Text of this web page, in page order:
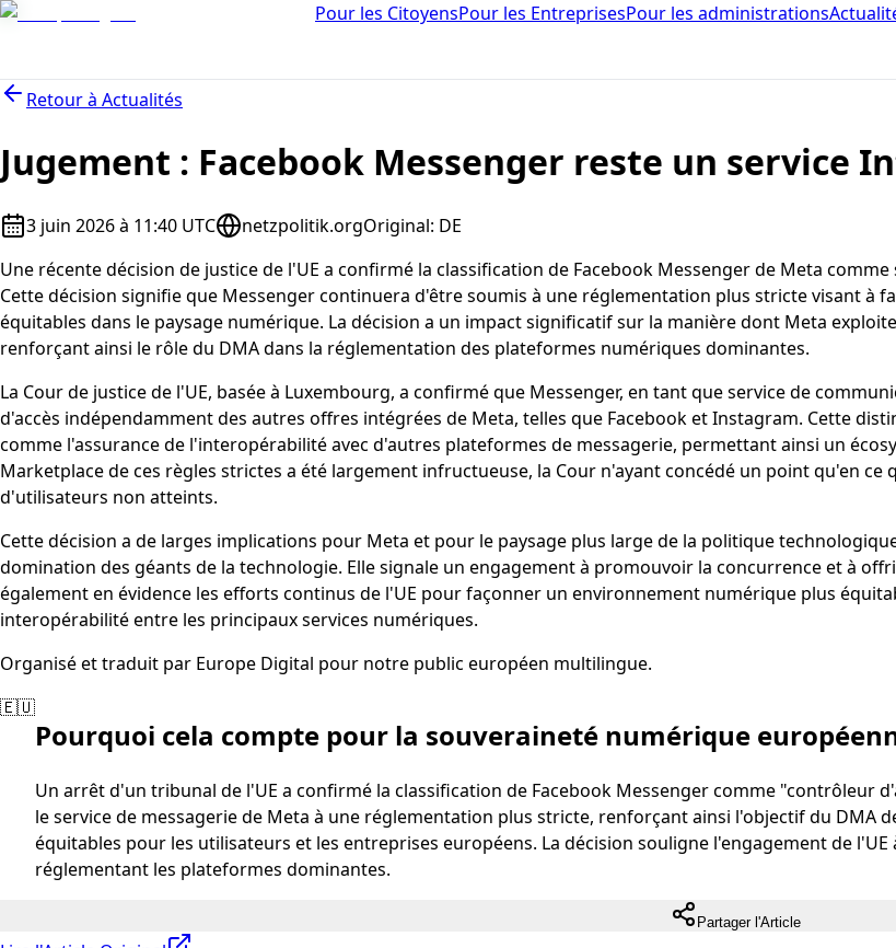
Pour les CitoyensPour les EntreprisesPour les administrations
Retour à Actualités
Jugement : Facebook Messenger reste un service
3 juin 2026 à 11:40 UTC netzpolitik.orgOriginal: DE
Une récente décision de justice de l'UE a confirmé la classification de Facebook Messenger de Meta
Cette décision signifie que Messenger continuera d'être soumis à une réglementation plus stricte visant à
équitables dans le paysage numérique. La décision a un impact significatif sur la manière dont Meta
renforçant ainsi le rôle du DMA dans la réglementation des plateformes numériques dominantes.
La Cour de justice de l'UE, basée à Luxembourg, a confirmé que Messenger, en tant que service de
d'accès indépendamment des autres offres intégrées de Meta, telles que Facebook et Instagram. Cette
comme l'assurance de l'interopérabilité avec d'autres plateformes de messagerie, permettant ainsi un
Marketplace de ces règles strictes a été largement infructueuse, la Cour n'ayant concédé un point qu'en
d'utilisateurs non atteints.
Cette décision a de larges implications pour Meta et pour le paysage plus large de la politique
domination des géants de la technologie. Elle signale un engagement à promouvoir la concurrence et à
également en évidence les efforts continus de l'UE pour façonner un environnement numérique plus
interopérabilité entre les principaux services numériques.
Organisé et traduit par Europe Digital pour notre public européen multilingue.
🇪🇺
Pourquoi cela compte pour la souveraineté numérique
Un arrêt d'un tribunal de l'UE a confirmé la classification de Facebook Messenger comme "contrôleur
le service de messagerie de Meta à une réglementation plus stricte, renforçant ainsi l'objectif du
équitables pour les utilisateurs et les entreprises européens. La décision souligne l'engagement de
réglementant les plateformes dominantes.
Partager l'Article